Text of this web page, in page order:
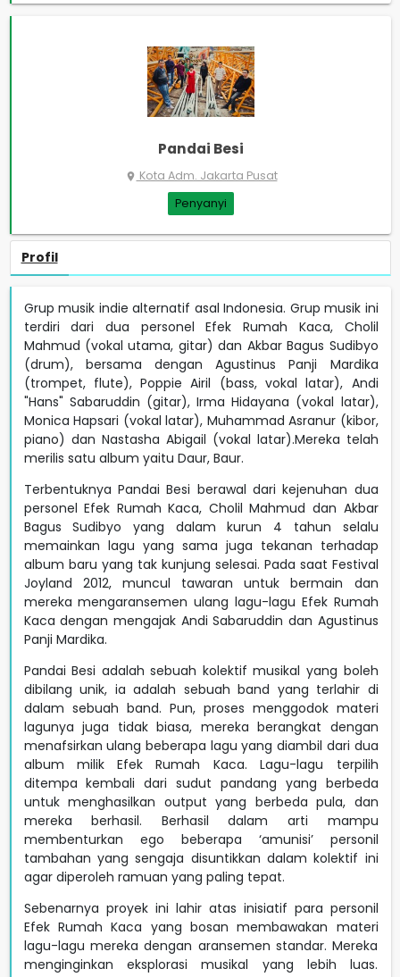
Pandai Besi
place Kota Adm. Jakarta Pusat
Penyanyi
Profil
Grup musik indie alternatif asal Indonesia. Grup musik ini
terdiri dari dua personel Efek Rumah Kaca, Cholil
Mahmud (vokal utama, gitar) dan Akbar Bagus Sudibyo
(drum), bersama dengan Agustinus Panji Mardika
(trompet, flute), Poppie Airil (bass, vokal latar), Andi
"Hans" Sabaruddin (gitar), Irma Hidayana (vokal latar),
Monica Hapsari (vokal latar), Muhammad Asranur (kibor,
piano) dan Nastasha Abigail (vokal latar).Mereka telah
merilis satu album yaitu Daur, Baur.
Terbentuknya Pandai Besi berawal dari kejenuhan dua
personel Efek Rumah Kaca, Cholil Mahmud dan Akbar
Bagus Sudibyo yang dalam kurun 4 tahun selalu
memainkan lagu yang sama juga tekanan terhadap
album baru yang tak kunjung selesai. Pada saat Festival
Joyland 2012, muncul tawaran untuk bermain dan
mereka mengaransemen ulang lagu-lagu Efek Rumah
Kaca dengan mengajak Andi Sabaruddin dan Agustinus
Panji Mardika.
Pandai Besi adalah sebuah kolektif musikal yang boleh
dibilang unik, ia adalah sebuah band yang terlahir di
dalam sebuah band. Pun, proses menggodok materi
lagunya juga tidak biasa, mereka berangkat dengan
menafsirkan ulang beberapa lagu yang diambil dari dua
album milik Efek Rumah Kaca. Lagu-lagu terpilih
ditempa kembali dari sudut pandang yang berbeda
untuk menghasilkan output yang berbeda pula, dan
mereka berhasil. Berhasil dalam arti mampu
membenturkan ego beberapa ‘amunisi’ personil
tambahan yang sengaja disuntikkan dalam kolektif ini
agar diperoleh ramuan yang paling tepat.
Sebenarnya proyek ini lahir atas inisiatif para personil
Efek Rumah Kaca yang bosan membawakan materi
lagu-lagu mereka dengan aransemen standar. Mereka
menginginkan eksplorasi musikal yang lebih luas.